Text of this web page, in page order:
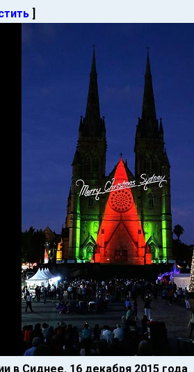
]
в Сиднее. 16 декабря 2015 года